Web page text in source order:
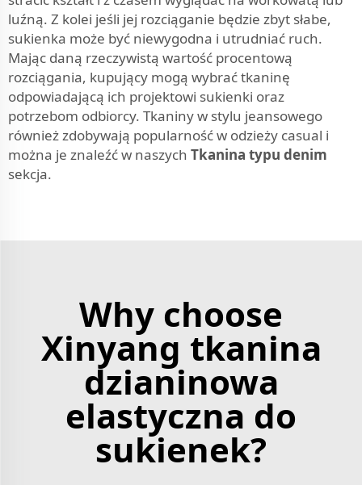
luźną. Z kolei jeśli jej rozciąganie będzie zbyt słabe,
sukienka może być niewygodna i utrudniać ruch.
Mając daną rzeczywistą wartość procentową
rozciągania, kupujący mogą wybrać tkaninę
odpowiadającą ich projektowi sukienki oraz
potrzebom odbiorcy. Tkaniny w stylu jeansowego
również zdobywają popularność w odzieży casual i
można je znaleźć w naszych Tkanina typu denim
sekcja.
Why choose
Xinyang tkanina
dzianinowa
elastyczna do
sukienek?